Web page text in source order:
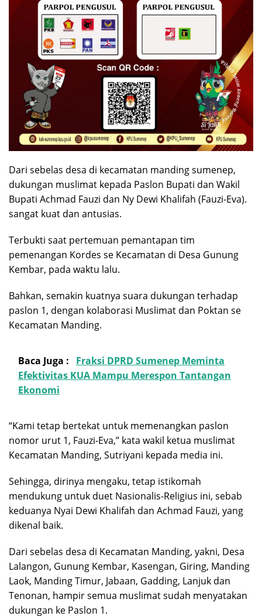
Dari sebelas desa di kecamatan manding sumenep,
dukungan muslimat kepada Paslon Bupati dan Wakil
Bupati Achmad Fauzi dan Ny Dewi Khalifah (Fauzi-Eva).
sangat kuat dan antusias.
Terbukti saat pertemuan pemantapan tim
pemenangan Kordes se Kecamatan di Desa Gunung
Kembar, pada waktu lalu.
Bahkan, semakin kuatnya suara dukungan terhadap
paslon 1, dengan kolaborasi Muslimat dan Poktan se
Kecamatan Manding.
Baca Juga :
Fraksi DPRD Sumenep Meminta
Efektivitas KUA Mampu Merespon Tantangan
Ekonomi
“Kami tetap bertekat untuk memenangkan paslon
nomor urut 1, Fauzi-Eva,” kata wakil ketua muslimat
Kecamatan Manding, Sutriyani kepada media ini.
Sehingga, dirinya mengaku, tetap istikomah
mendukung untuk duet Nasionalis-Religius ini, sebab
keduanya Nyai Dewi Khalifah dan Achmad Fauzi, yang
dikenal baik.
Dari sebelas desa di Kecamatan Manding, yakni, Desa
Lalangon, Gunung Kembar, Kasengan, Giring, Manding
Laok, Manding Timur, Jabaan, Gadding, Lanjuk dan
Tenonan, hampir semua muslimat sudah menyatakan
dukungan ke Paslon 1.